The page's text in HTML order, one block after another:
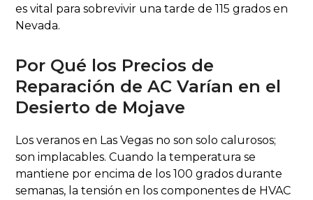
es vital para sobrevivir una tarde de 115 grados en
Nevada.
Por Qué los Precios de
Reparación de AC Varían en el
Desierto de Mojave
Los veranos en Las Vegas no son solo calurosos;
son implacables. Cuando la temperatura se
mantiene por encima de los 100 grados durante
semanas, la tensión en los componentes de HVAC